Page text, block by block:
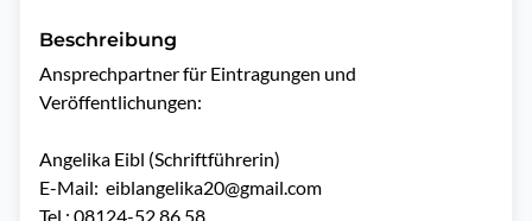
Beschreibung
Ansprechpartner für Eintragungen und
Veröffentlichungen:
Angelika Eibl (Schriftführerin)
E-Mail:  eiblangelika20@gmail.com
Tel.: 08124-52 86 58